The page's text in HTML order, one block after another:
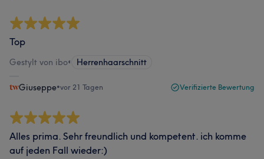
Top
Gestylt von ibo• Herrenhaarschnitt
Giuseppe•vor 21 Tagen Verifizierte Bewertung
Alles prima. Sehr freundlich und kompetent. ich komme
auf jeden Fall wieder:)